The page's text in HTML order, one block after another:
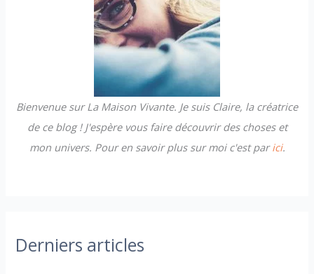
:Bienvenue sur La Maison Vivante. Je suis Claire, la créatrice
de ce blog ! J'espère vous faire découvrir des choses et
mon univers. Pour en savoir plus sur moi c'est parici.
Derniers articles